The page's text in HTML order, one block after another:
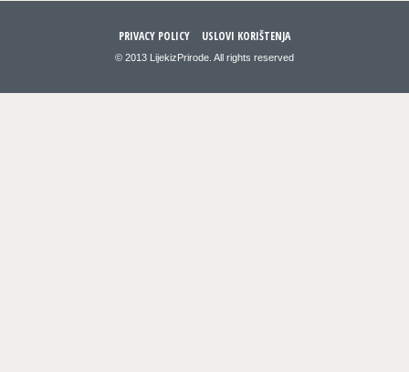
PRIVACY POLICY USLOVI KORIŠTENJA
© 2013 LijekizPrirode. All rights reserved